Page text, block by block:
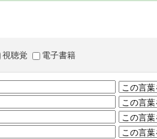
視聴覚 電子書籍